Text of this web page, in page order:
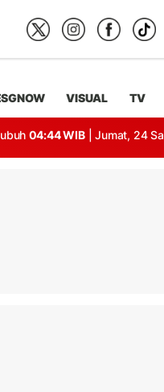
VISUAL TV
04:44 WIB | Jumat, 24